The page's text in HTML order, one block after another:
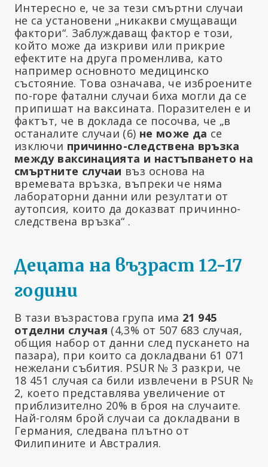
Интересно е, че за тези смъртни случаи
не са установени „никакви смущаващи
фактори“. Заблуждаващ фактор е този,
който може да изкриви или прикрие
ефектите на друга променлива, като
например основното медицинско
състояние. Това означава, че изброените
по-горе фатални случаи биха могли да се
припишат на ваксината. Поразителен е и
фактът, че в доклада се посочва, че „в
останалите случаи (6) не може да се
изключи причинно-следствена връзка
между ваксинацията и настъпването на
смъртните случаи въз основа на
времевата връзка, въпреки че няма
лабораторни данни или резултати от
аутопсия, които да доказват причинно-
следствена връзка“ .
Децата на възраст 12-17
години
В тази възрастова група има 21 945
отделни случая (4,3% от 507 683 случая,
общия набор от данни след пускането на
пазара), при които са докладвани 61 071
нежелани събития. PSUR № 3 разкри, че
18 451 случая са били извлечени в PSUR №
2, което представлява увеличение от
приблизително 20% в броя на случаите.
Най-голям брой случаи са докладвани в
Германия, следвана плътно от
Филипините и Австралия.